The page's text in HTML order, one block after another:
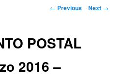
Post
← Previous Next →
POSTAL
2016 –